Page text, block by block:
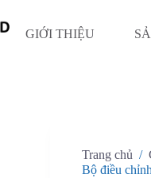
GIỚI THIỆU
Trang chủ /
Bộ điều